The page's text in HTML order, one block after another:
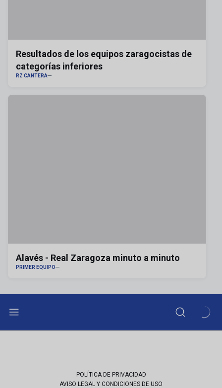
Resultados de los equipos zaragocistas de
categorías inferiores
RZ CANTERA
Alavés - Real Zaragoza minuto a minuto
PRIMER EQUIPO
POLÍTICA DE PRIVACIDAD
AVISO LEGAL Y CONDICIONES DE USO